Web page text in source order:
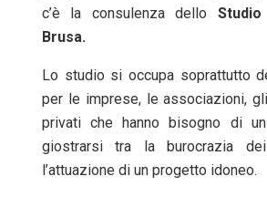
c’è la consulenza dello
Brusa.
Lo studio si occupa soprattutto
per le imprese, le associazioni,
privati che hanno bisogno di
giostrarsi tra la burocrazia
l’attuazione di un progetto idoneo.